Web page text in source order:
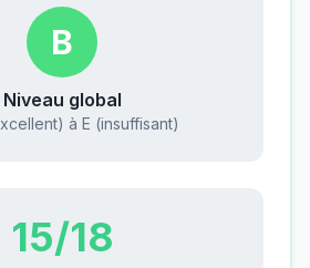
B
Niveau global
à E (insuffisant)
15/18